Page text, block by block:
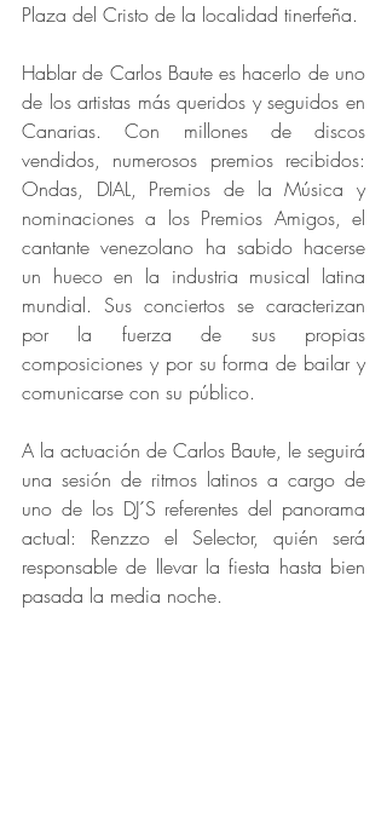
Plaza del Cristo de la localidad tinerfeña.
Hablar de Carlos Baute es hacerlo de uno
de los artistas más queridos y seguidos en
Canarias. Con millones de discos
vendidos, numerosos premios recibidos:
Ondas, DIAL, Premios de la Música y
nominaciones a los Premios Amigos, el
cantante venezolano ha sabido hacerse
un hueco en la industria musical latina
mundial. Sus conciertos se caracterizan
por la fuerza de sus propias
composiciones y por su forma de bailar y
comunicarse con su público.
A la actuación de Carlos Baute, le seguirá
una sesión de ritmos latinos a cargo de
uno de los DJ´S referentes del panorama
actual: Renzzo el Selector, quién será
responsable de llevar la fiesta hasta bien
pasada la media noche.